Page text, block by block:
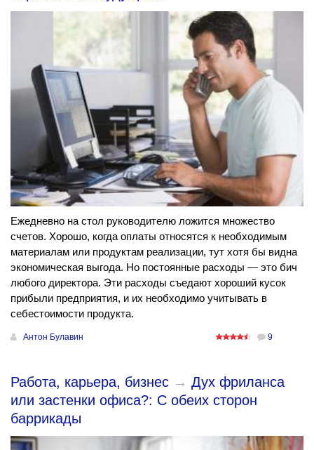
Ежедневно на стол руководителю ложится множество
счетов. Хорошо, когда оплаты относятся к необходимым
материалам или продуктам реализации, тут хотя бы видна
экономическая выгода. Но постоянные расходы — это бич
любого директора. Эти расходы съедают хороший кусок
прибыли предприятия, и их необходимо учитывать в
себестоимости продукта.
Антон Булавин 9
Работа, карьера, бизнес → Дух фриланса
или застенки офиса?: С обеих сторон
баррикады